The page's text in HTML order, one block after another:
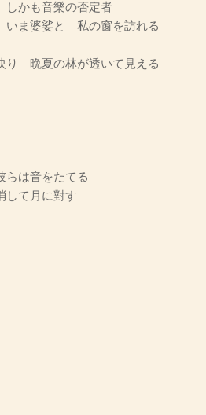
かも音樂の否定者
ま婆娑と 私の窗を訪れる
り 晩夏の林が透いて見える
は音をたてる
て月に對す